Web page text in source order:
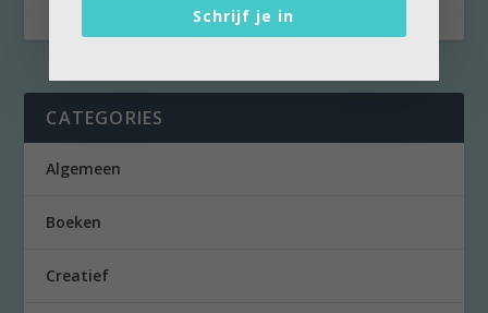
CATEGORIES
Algemeen
Boeken
Creatief
Schrijf je in